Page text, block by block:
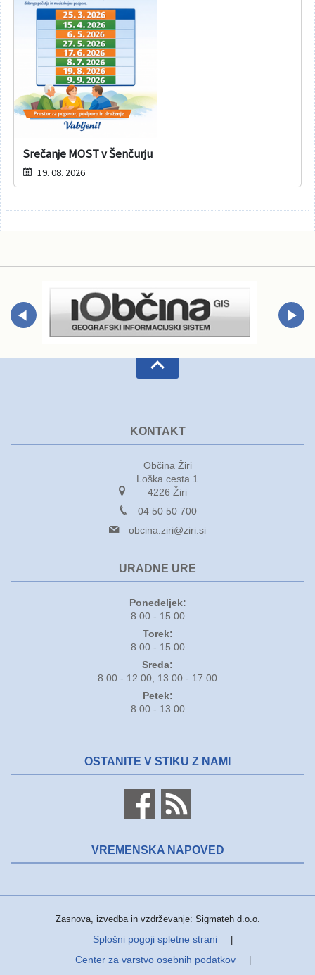
Srečanje MOST v Šenčurju
19. 08. 2026
KONTAKT
Občina Žiri
Loška cesta 1
4226 Žiri
04 50 50 700
obcina.ziri@ziri.si
URADNE URE
Ponedeljek:
8.00 - 15.00
Torek:
8.00 - 15.00
Sreda:
8.00 - 12.00, 13.00 - 17.00
Petek:
8.00 - 13.00
OSTANITE V STIKU Z NAMI
VREMENSKA NAPOVED
Zasnova, izvedba in vzdrževanje: Sigmateh d.o.o.
Splošni pogoji spletne strani
Center za varstvo osebnih podatkov